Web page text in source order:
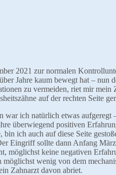
2021 zur normalen
Jahre kaum bewegt hat – nun
zu vermeiden, riet mir
auf der rechten Seite
war ich natürlich etwas aufgeregt
überwiegend positiven
bin ich auch auf diese Seite
Eingriff sollte dann Anfang
möglichst keine negativen
möglichst wenig von dem
Zahnarzt davon abriet.